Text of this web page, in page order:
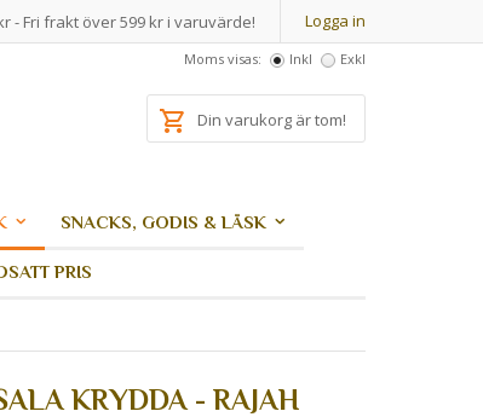
Logga in
- Fri frakt över 599 kr i varuvärde!
Moms visas: Inkl Exkl
Din varukorg är tom!
SNACKS, GODIS & LÄSK
PRIS
KRYDDA - RAJAH